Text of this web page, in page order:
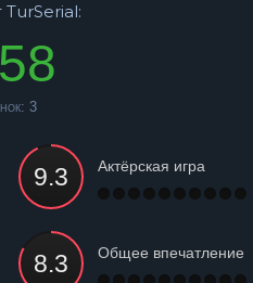
TurSerial:
3
Актёрская игра
Общее впечатление